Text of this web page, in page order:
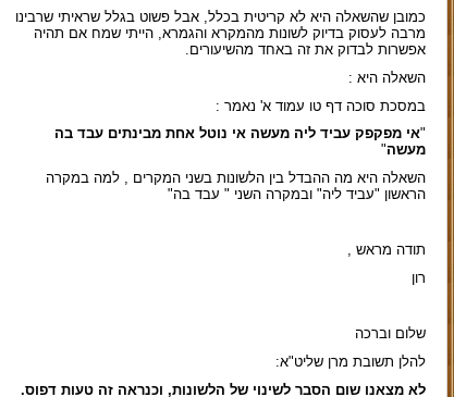
כמובן שהשאלה היא לא קריטית בכלל, אבל פשוט בגלל שראיתי שרבינו
מרבה לעסוק בדיוק לשונות מהמקרא והגמרא, הייתי שמח אם תהיה
אפשרות לבדוק את זה באחד מהשיעורים.
השאלה היא :
במסכת סוכה דף טו עמוד א' נאמר :
"אי מפקפק עביד ליה מעשה אי נוטל אחת מבינתים עבד בה
מעשה"
השאלה היא מה ההבדל בין הלשונות בשני המקרים , למה במקרה
הראשון "עביד ליה" ובמקרה השני " עבד בה"
תודה מראש ,
רון
שלום וברכה
להלן תשובת מרן שליט"א:
לא מצאנו שום הסבר לשינוי של הלשונות, וכנראה זה טעות דפוס.